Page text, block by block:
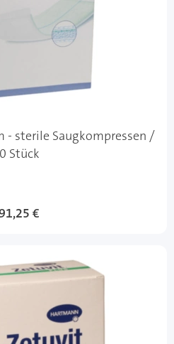
- sterile Saugkompressen /
Stück
€